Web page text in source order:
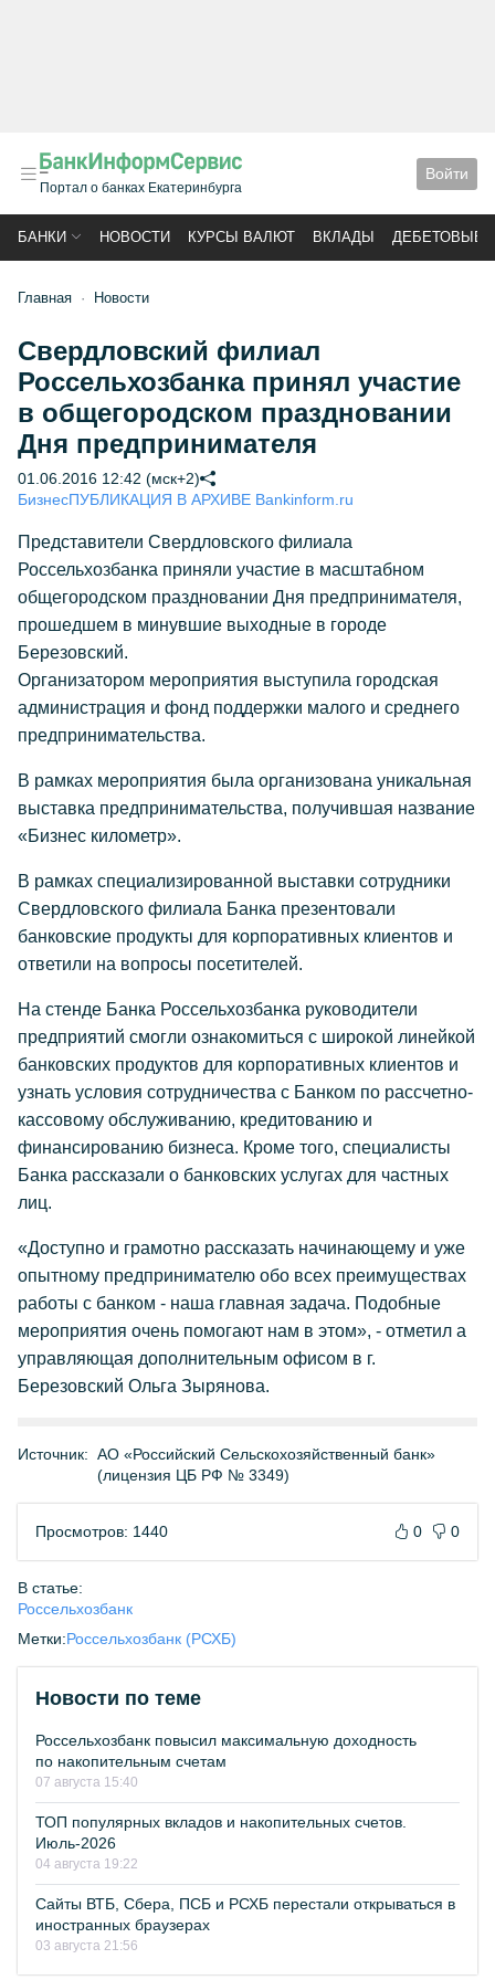
Портал о банках Екатеринбурга
Войти
БАНКИ НОВОСТИ КУРСЫ ВАЛЮТ ВКЛАДЫ ДЕБЕТОВЫЕ
Главная Новости
Свердловский филиал
Россельхозбанка принял участие
в общегородском праздновании
Дня предпринимателя
01.06.2016 12:42 (мск+2)
БизнесПУБЛИКАЦИЯ В АРХИВЕ Bankinform.ru
Представители Свердловского филиала
Россельхозбанка приняли участие в масштабном
общегородском праздновании Дня предпринимателя,
прошедшем в минувшие выходные в городе
Березовский.
Организатором мероприятия выступила городская
администрация и фонд поддержки малого и среднего
предпринимательства.
В рамках мероприятия была организована уникальная
выставка предпринимательства, получившая название
«Бизнес километр».
В рамках специализированной выставки сотрудники
Свердловского филиала Банка презентовали
банковские продукты для корпоративных клиентов и
ответили на вопросы посетителей.
На стенде Банка Россельхозбанка руководители
предприятий смогли ознакомиться с широкой линейкой
банковских продуктов для корпоративных клиентов и
узнать условия сотрудничества с Банком по рассчетно-
кассовому обслуживанию, кредитованию и
финансированию бизнеса. Кроме того, специалисты
Банка рассказали о банковских услугах для частных
лиц.
«Доступно и грамотно рассказать начинающему и уже
опытному предпринимателю обо всех преимуществах
работы с банком - наша главная задача. Подобные
мероприятия очень помогают нам в этом», - отметил а
управляющая дополнительным офисом в г.
Березовский Ольга Зырянова.
Источник: АО «Российский Сельскохозяйственный банк»
(лицензия ЦБ РФ № 3349)
Просмотров: 1440 0 0
В статье:
Россельхозбанк
Метки:Россельхозбанк (РСХБ)
Новости по теме
Россельхозбанк повысил максимальную доходность
по накопительным счетам
07 августа 15:40
ТОП популярных вкладов и накопительных счетов.
Июль-2026
04 августа 19:22
Сайты ВТБ, Сбера, ПСБ и РСХБ перестали открываться в
иностранных браузерах
03 августа 21:56